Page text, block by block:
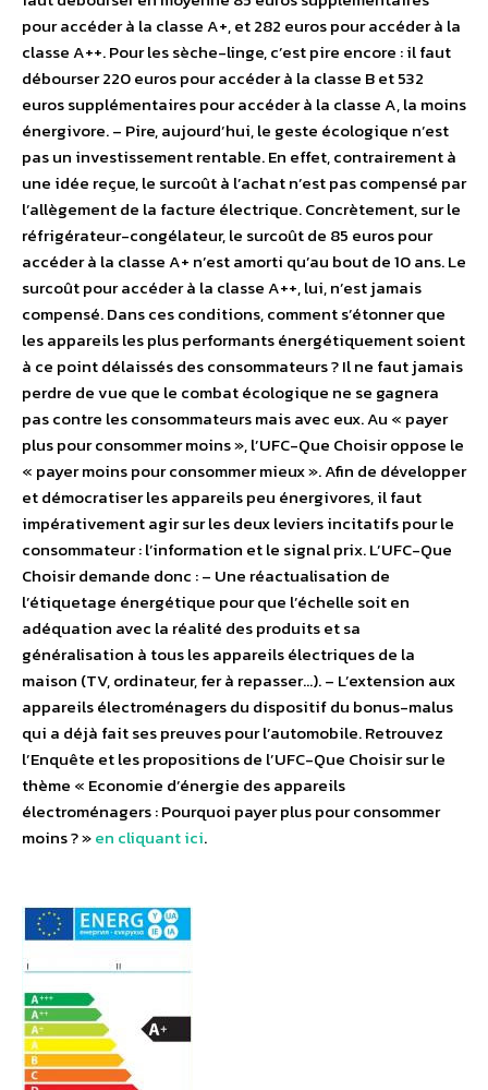
pour accéder à la classe A+, et 282 euros pour accéder à la
classe A++. Pour les sèche-linge, c’est pire encore : il faut
débourser 220 euros pour accéder à la classe B et 532
euros supplémentaires pour accéder à la classe A, la moins
énergivore. – Pire, aujourd’hui, le geste écologique n’est
pas un investissement rentable. En effet, contrairement à
une idée reçue, le surcoût à l’achat n’est pas compensé par
l’allègement de la facture électrique. Concrètement, sur le
réfrigérateur-congélateur, le surcoût de 85 euros pour
accéder à la classe A+ n’est amorti qu’au bout de 10 ans. Le
surcoût pour accéder à la classe A++, lui, n’est jamais
compensé. Dans ces conditions, comment s’étonner que
les appareils les plus performants énergétiquement soient
à ce point délaissés des consommateurs ? Il ne faut jamais
perdre de vue que le combat écologique ne se gagnera
pas contre les consommateurs mais avec eux. Au « payer
plus pour consommer moins », l’UFC-Que Choisir oppose le
« payer moins pour consommer mieux ». Afin de développer
et démocratiser les appareils peu énergivores, il faut
impérativement agir sur les deux leviers incitatifs pour le
consommateur : l’information et le signal prix. L’UFC-Que
Choisir demande donc : – Une réactualisation de
l’étiquetage énergétique pour que l’échelle soit en
adéquation avec la réalité des produits et sa
généralisation à tous les appareils électriques de la
maison (TV, ordinateur, fer à repasser…). – L’extension aux
appareils électroménagers du dispositif du bonus-malus
qui a déjà fait ses preuves pour l’automobile. Retrouvez
l’Enquête et les propositions de l’UFC-Que Choisir sur le
thème « Economie d’énergie des appareils
électroménagers : Pourquoi payer plus pour consommer
moins ? »en cliquant ici.